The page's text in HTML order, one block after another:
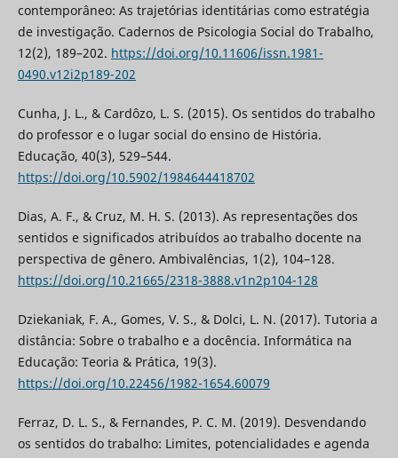
contemporâneo: As trajetórias identitárias como estratégia
de investigação. Cadernos de Psicologia Social do Trabalho,
12(2), 189–202. https://doi.org/10.11606/issn.1981-
0490.v12i2p189-202
Cunha, J. L., & Cardôzo, L. S. (2015). Os sentidos do trabalho
do professor e o lugar social do ensino de História.
Educação, 40(3), 529–544.
https://doi.org/10.5902/1984644418702
Dias, A. F., & Cruz, M. H. S. (2013). As representações dos
sentidos e significados atribuídos ao trabalho docente na
perspectiva de gênero. Ambivalências, 1(2), 104–128.
https://doi.org/10.21665/2318-3888.v1n2p104-128
Dziekaniak, F. A., Gomes, V. S., & Dolci, L. N. (2017). Tutoria a
distância: Sobre o trabalho e a docência. Informática na
Educação: Teoria & Prática, 19(3).
https://doi.org/10.22456/1982-1654.60079
Ferraz, D. L. S., & Fernandes, P. C. M. (2019). Desvendando
os sentidos do trabalho: Limites, potencialidades e agenda